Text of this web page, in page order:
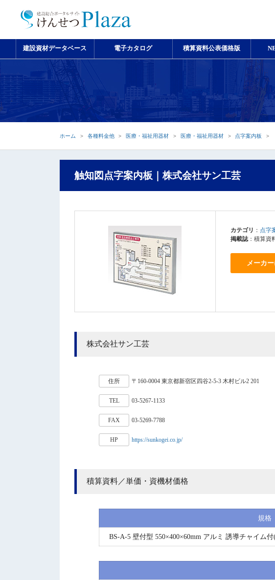
建設資材データベース 電子カタログ 積算資料公表価格版
ホーム 各種料金他 医療・福祉用器材 医療・福祉用器材 点字案内板
触知図点字案内板｜株式会社サン工芸
カテゴリ ： 点字
掲載誌：積算資
メーカ
株式会社サン工芸
住所 〒160-0004 東京都新宿区四谷2-5-3 木村ビル2 201
TEL 03-5267-1133
FAX 03-5269-7788
HP https://sunkogei.co.jp/
積算資料／単価・資機材価格
規格
BS-A-5 壁付型 550×400×60mm アルミ 誘導チャイム